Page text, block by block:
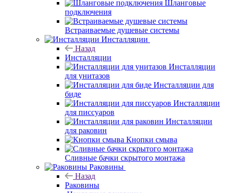
Шланговые
подключения
Встраиваемые душевые системы
Инсталляции
Назад
Инсталляции
Инсталляции
для унитазов
Инсталляции для
биде
Инсталляции
для писсуаров
Инсталляции
для раковин
Кнопки смыва
Сливные бачки скрытого монтажа
Раковины
Назад
Раковины